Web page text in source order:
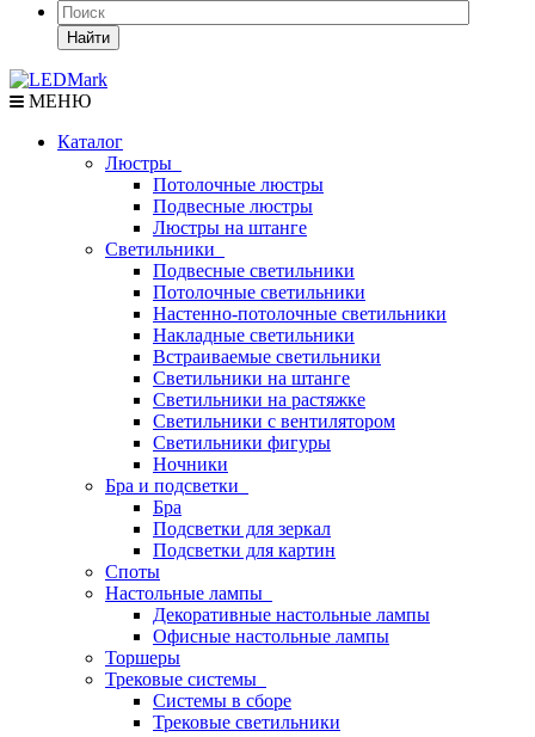
Найти
МЕНЮ
Каталог
Люстры
Потолочные люстры
Подвесные люстры
Люстры на штанге
Светильники
Подвесные светильники
Потолочные светильники
Настенно-потолочные светильники
Накладные светильники
Встраиваемые светильники
Светильники на штанге
Светильники на растяжке
Светильники с вентилятором
Светильники фигуры
Ночники
Бра и подсветки
Бра
Подсветки для зеркал
Подсветки для картин
Споты
Настольные лампы
Декоративные настольные лампы
Офисные настольные лампы
Торшеры
Трековые системы
Системы в сборе
Трековые светильники